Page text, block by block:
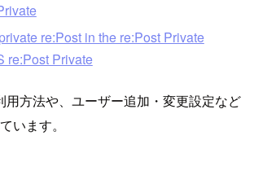
re:Post in the re:Post Private
re:Post Private
用方法や、ユーザー追加・変更設定など
います。